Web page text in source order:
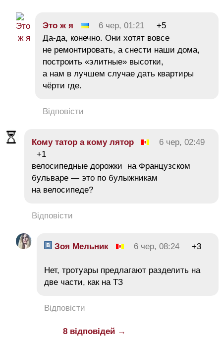
Это ж я 6 чер, 01:21
+5
Да-да, конечно. Они хотят вовсе
не ремонтировать, а снести наши дома,
построить «элитные» высотки,
а нам в лучшем случае дать квартиры
чёрти где.
Відповісти
Кому татор а кому лятор
6 чер, 02:49
+1
велосипедные дорожки на Французском
бульваре — это по булыжникам
на велосипеде?
Відповісти
Зоя Мельник 6 чер, 08:24 +3
Нет, тротуары предлагают разделить на
две части, как на ТЗ
Відповісти
8 відповідей →